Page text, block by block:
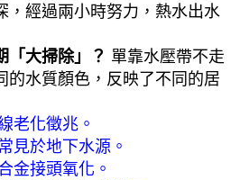
，經過兩小時努力，熱水出水
「大掃除」？ 單靠水壓帶不走
的水質顏色，反映了不同的居
老化徵兆。
見於地下水源。
金接頭氧化。